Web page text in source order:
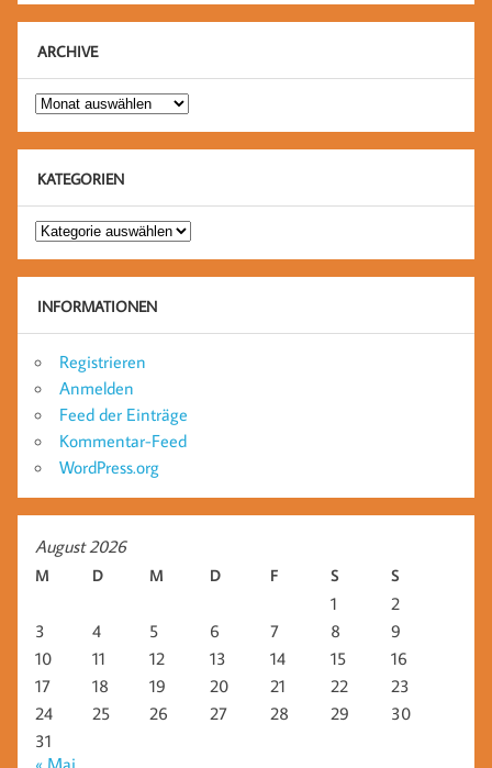
ARCHIVE
Archive
KATEGORIEN
Kategorien
INFORMATIONEN
Registrieren
Anmelden
Feed der Einträge
Kommentar-Feed
WordPress.org
August 2026
M D M D F S S
1
2
3
4 5 6 7 8
9
10
11 12 13 14 15
16
17
18 19 20 21 22
23
24
25 26 27 28 29
30
31
« Mai